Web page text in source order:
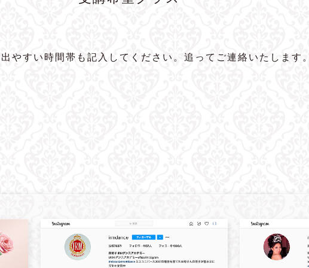
やすい時間帯も記入してください。追ってご連絡いたします。